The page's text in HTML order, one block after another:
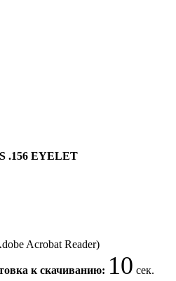
.156 EYELET
Acrobat Reader)
к скачиванию: 10 сек.